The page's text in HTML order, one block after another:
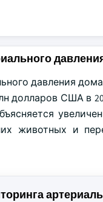
давления
долларов США в
животных и